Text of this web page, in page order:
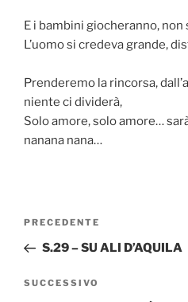
E i bambini giocheranno,
L’uomo si credeva grande,
Prenderemo la rincorsa,
niente ci dividerà,
Solo amore, solo amore…
nanana nana…
Navigazione
Articolo
precedente:
PRECEDENTE
S.29 – SU ALI D’AQUILA
Articolo
SUCCESSIVO